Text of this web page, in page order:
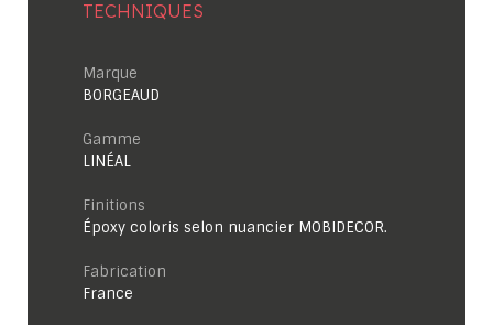
TECHNIQUES
Marque
BORGEAUD
Gamme
LINÉAL
Finitions
Époxy coloris selon nuancier MOBIDECOR.
Fabrication
France